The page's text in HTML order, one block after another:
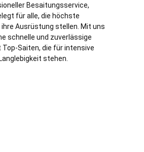
Besaitungsservice,
für alle, die höchste
Ausrüstung stellen. Mit uns
schnelle und zuverlässige
Top-Saiten, die für intensive
stehen.